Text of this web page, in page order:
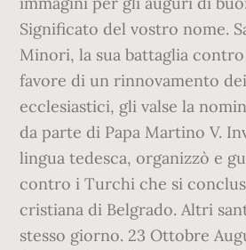
Significato del vostro nome.
Minori, la sua battaglia
favore di un rinnovamento
ecclesiastici, gli valse la
da parte di Papa Martino V.
lingua tedesca, organizzò e
contro i Turchi che si
cristiana di Belgrado. Altri
stesso giorno. 23 Ottobre